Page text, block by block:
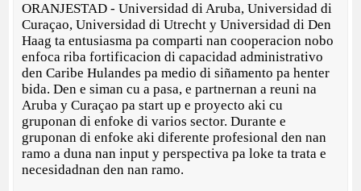
ORANJESTAD - Universidad di Aruba, Universidad di
Curaçao, Universidad di Utrecht y Universidad di Den
Haag ta entusiasma pa comparti nan cooperacion nobo
enfoca riba fortificacion di capacidad administrativo
den Caribe Hulandes pa medio di siñamento pa henter
bida. Den e siman cu a pasa, e partnernan a reuni na
Aruba y Curaçao pa start up e proyecto aki cu
gruponan di enfoke di varios sector. Durante e
gruponan di enfoke aki diferente profesional den nan
ramo a duna nan input y perspectiva pa loke ta trata e
necesidadnan den nan ramo.